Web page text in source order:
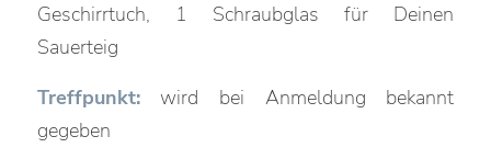
Geschirrtuch, 1 Schraubglas für Deinen
Sauerteig
Treffpunkt:wird bei Anmeldung bekannt
gegeben